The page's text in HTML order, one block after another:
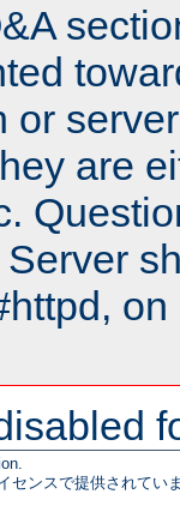
or
are
センスで提供されてい